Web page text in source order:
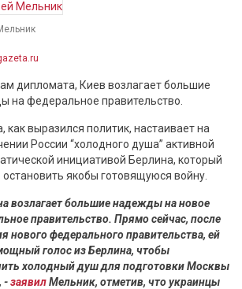
дипломата, Киев возлагает большие
на федеральное правительство.
как выразился политик, настаивает на
России “холодного душа” активной
инициативой Берлина, который
якобы готовящуюся войну.
возлагает большие надежды на новое
правительство. Прямо сейчас, после
нового федерального правительства, ей
голос из Берлина, чтобы
холодный душ для подготовки Москвы
-заявилМельник, отметив, что украинцы